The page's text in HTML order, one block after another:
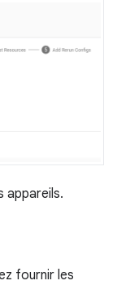
appareils.
fournir les